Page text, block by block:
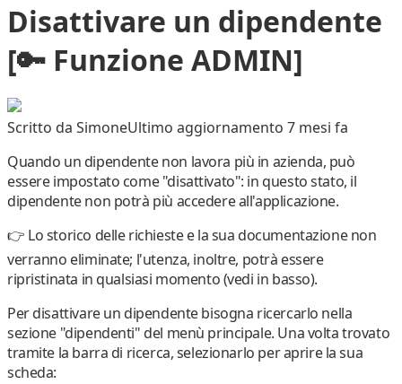
Disattivare un dipendente
[🔑 Funzione ADMIN]
Scritto da SimoneUltimo aggiornamento 7 mesi fa
Quando un dipendente non lavora più in azienda, può
essere impostato come "disattivato": in questo stato, il
dipendente non potrà più accedere all'applicazione.
👉 Lo storico delle richieste e la sua documentazione non
verranno eliminate; l'utenza, inoltre, potrà essere
ripristinata in qualsiasi momento(vedi in basso).
Per disattivare un dipendente bisogna ricercarlo nella
sezione "dipendenti" del menù principale. Una volta trovato
tramite la barra di ricerca, selezionarlo per aprire la sua
scheda: